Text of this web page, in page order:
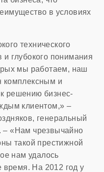
в условиях
технического
глубокого понимания
мы работаем, наш
комплексным и
решению бизнес-
клиентом,» –
генеральный
– «Нам чрезвычайно
такой престижной
нам удалось
время. На 2012 год у